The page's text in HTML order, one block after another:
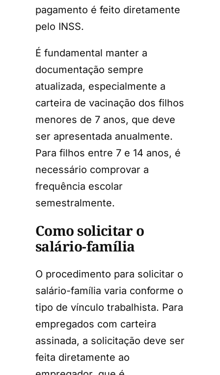
pagamento é feito diretamente
pelo INSS.
É fundamental manter a
documentação sempre
atualizada, especialmente a
carteira de vacinação dos filhos
menores de 7 anos, que deve
ser apresentada anualmente.
Para filhos entre 7 e 14 anos, é
necessário comprovar a
frequência escolar
semestralmente.
Como solicitar o
salário-família
O procedimento para solicitar o
salário-família varia conforme o
tipo de vínculo trabalhista. Para
empregados com carteira
assinada, a solicitação deve ser
feita diretamente ao